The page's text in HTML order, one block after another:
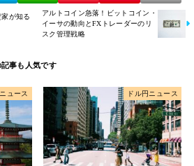
が知る
アルトコイン急落！ビットコイン・
イーサの動向とFXトレーダーのリ
スク管理戦略
ュース ドル円ニュース